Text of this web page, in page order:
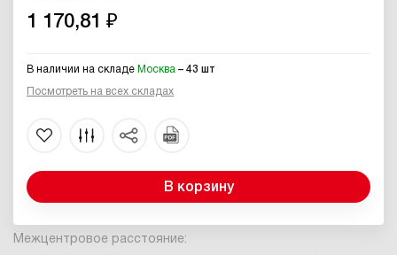
Межцентровое расстояние:
1 170,81 ₽
В наличии на складе Москва – 43 шт
Посмотреть на всех складах
В корзину